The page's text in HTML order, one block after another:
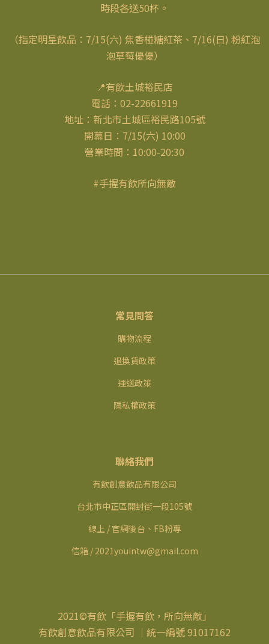
時段各送50杯。
（指定明星飲品：7/15(六) 焦香椪糖紅茶、7/16(日) 粉紅泡
泡草莓優優）
📍有飲土城裕民店
電話：02-22661919
地址：新北市土城區裕民路105號
開幕日：7/15(六) 10:00
營業時間：10:00-20:30
#手握有飲所向無敵
常見問答
購物流程
退換貨政策
運送政策
隱私權政策
聯絡我們
有飲創意飲品有限公司
台北市中正區開封街一段105號
線上 / 官網後台、FB粉專
信箱 / 2021youintw@gmail.com
2021©有飲「手握有飲，所向無敵」
有飲創意飲品有限公司 ｜統一編號 91017162